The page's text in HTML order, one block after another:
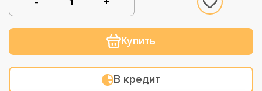
Купить
В кредит